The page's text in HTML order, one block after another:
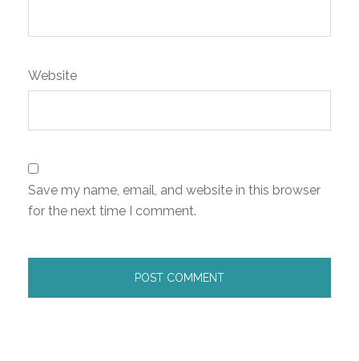
Website
Save my name, email, and website in this browser
for the next time I comment.